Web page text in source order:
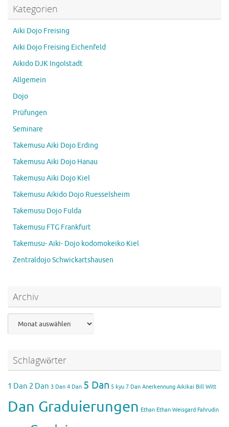
Kategorien
Aiki Dojo Freising
Aiki Dojo Freising Eichenfeld
Aikido DJK Ingolstadt
Allgemein
Dojo
Prüfungen
Seminare
Takemusu Aiki Dojo Erding
Takemusu Aiki Dojo Hanau
Takemusu Aiki Dojo Kiel
Takemusu Aikido Dojo Ruesselsheim
Takemusu Dojo Fulda
Takemusu FTG Frankfurt
Takemusu- Aiki- Dojo kodomokeiko Kiel
Zentraldojo Schwickartshausen
Archiv
Schlagwörter
1 Dan 2 Dan 3 Dan 4 Dan 5 Dan 5 kyu 7 Dan Anerkennung Aikikai Bill Witt
Dan Graduierungen Ethan Ethan Weisgard Fahrudin